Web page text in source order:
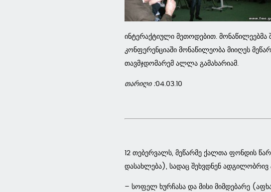
ინტერაქტიული მეთოდებით. მონაწილეებმა
კონფერენციაში მონაწილეობა მიიღეს
თავმჯდომარემ ალლა გამახარიამ.
თარიღი :04.03.10
12 თებერვალს, მეწარმე ქალთა ფონდის
დასახლება), სადაც შეხვდნენ ადგილობრივ
– სოფელ ხურჩასა და მისი მიმდებარე